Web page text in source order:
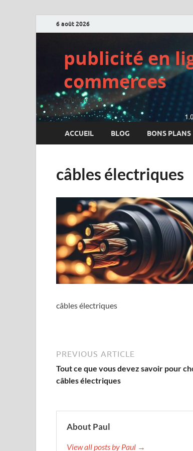
6 août 2026
publicité en
commerces
cyberconcept.net
ACCUEIL BLOG BONS PLANS
câbles électriques
câbles électriques
PREVIOUS ARTICLE
Tout ce que vous devez savoir pour
câbles électriques
About Paul
View all posts by Paul →